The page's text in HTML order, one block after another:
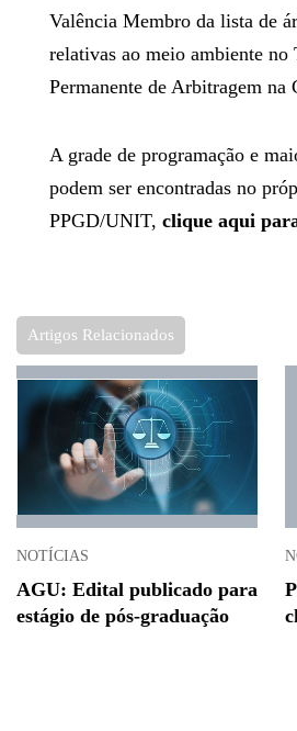
Valência Membro da lista de
relativas ao meio ambiente no
Permanente de Arbitragem na
A grade de programação e
podem ser encontradas no
PPGD/UNIT, clique aqui
Artigos Relacionados
NOTÍCIAS
AGU: Edital publicado para
estágio de pós-graduação